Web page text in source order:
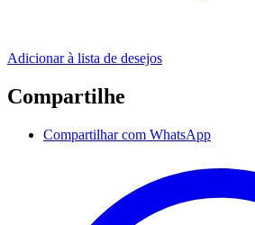
Adicionar à lista de desejos
Compartilhe
Compartilhar com WhatsApp